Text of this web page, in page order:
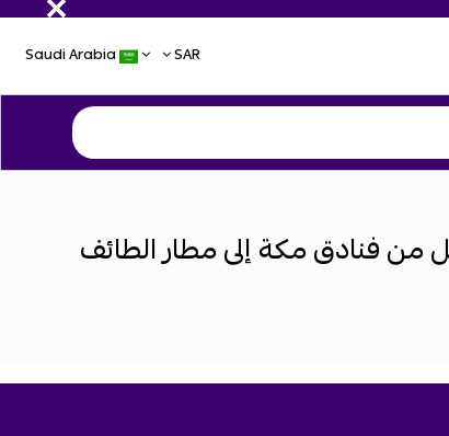
SAR
Saudi Arabia
فنادق مكة إلى مطار الطائف